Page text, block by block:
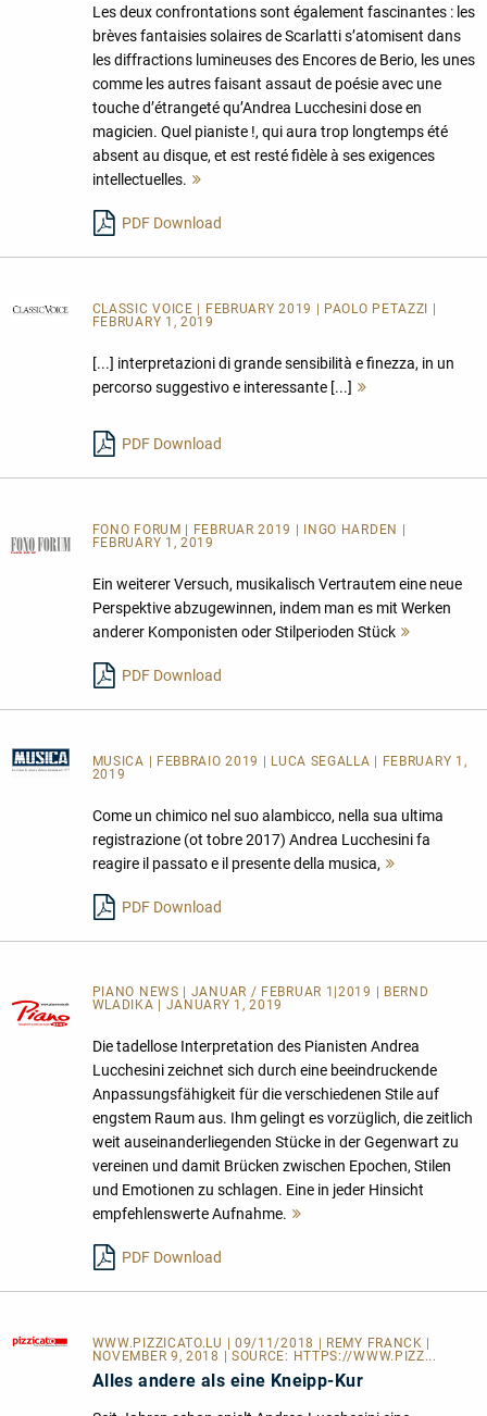
Les deux confrontations sont également fascinantes : les
brèves fantaisies solaires de Scarlatti s’atomisent dans
les diffractions lumineuses des Encores de Berio, les unes
comme les autres faisant assaut de poésie avec une
touche d’étrangeté qu’Andrea Lucchesini dose en
magicien. Quel pianiste !, qui aura trop longtemps été
absent au disque, et est resté fidèle à ses exigences
intellectuelles.
PDF Download
CLASSIC VOICE | FEBRUARY 2019 | PAOLO PETAZZI |
FEBRUARY 1, 2019
[...] interpretazioni di grande sensibilità e finezza, in un
percorso suggestivo e interessante [...]
PDF Download
FONO FORUM | FEBRUAR 2019 | INGO HARDEN |
FEBRUARY 1, 2019
Ein weiterer Versuch, musikalisch Vertrautem eine neue
Perspektive abzugewinnen, indem man es mit Werken
anderer Komponisten oder Stilperioden Stück
PDF Download
MUSICA | FEBBRAIO 2019 | LUCA SEGALLA | FEBRUARY 1,
2019
Come un chimico nel suo alambicco, nella sua ultima
registrazione (ot tobre 2017) Andrea Lucchesini fa
reagire il passato e il presente della musica,
PDF Download
PIANO NEWS | JANUAR / FEBRUAR 1|2019 | BERND
WLADIKA | JANUARY 1, 2019
Die tadellose Interpretation des Pianisten Andrea
Lucchesini zeichnet sich durch eine beeindruckende
Anpassungsfähigkeit für die verschiedenen Stile auf
engstem Raum aus. Ihm gelingt es vorzüglich, die zeitlich
weit auseinanderliegenden Stücke in der Gegenwart zu
vereinen und damit Brücken zwischen Epochen, Stilen
und Emotionen zu schlagen. Eine in jeder Hinsicht
empfehlenswerte Aufnahme.
PDF Download
WWW.PIZZICATO.LU
| 09/11/2018 | REMY FRANCK |
NOVEMBER 9, 2018 | SOURCE: HTTPS://WWW.PIZZ...
Alles andere als eine Kneipp-Kur